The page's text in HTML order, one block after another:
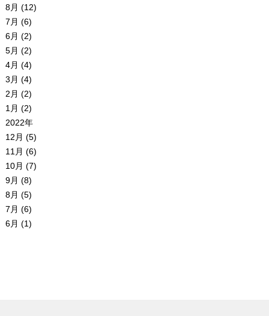
8月 (12)
7月 (6)
6月 (2)
5月 (2)
4月 (4)
3月 (4)
2月 (2)
1月 (2)
2022年
12月 (5)
11月 (6)
10月 (7)
9月 (8)
8月 (5)
7月 (6)
6月 (1)